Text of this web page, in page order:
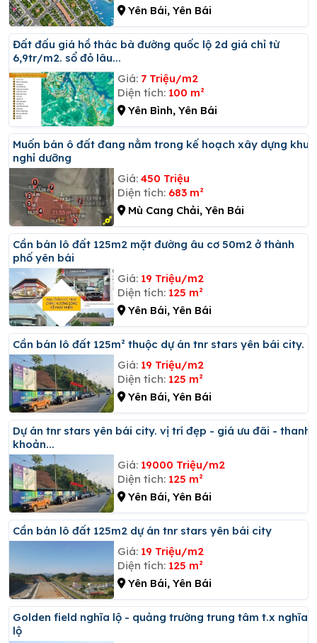
Yên Bái, Yên Bái
đất đấu giá hồ thác bà đường quốc lộ 2d giá chỉ từ
6,9tr/m2. sổ đỏ lâu...
Giá: 7 Triệu/m2
Diện tích: 100 m²
Yên Bình, Yên Bái
Muốn bán ô đất đang nằm trong kế hoạch xây dựng khu
nghỉ dưỡng
Giá: 450 Triệu
Diện tích: 683 m²
Mù Cang Chải, Yên Bái
Cần bán lô đất 125m2 mặt đường âu cơ 50m2 ở thành
phố yên bái
Giá: 19 Triệu/m2
Diện tích: 125 m²
Yên Bái, Yên Bái
Cần bán lô đất 125m² thuộc dự án tnr stars yên bái city.
Giá: 19 Triệu/m2
Diện tích: 125 m²
Yên Bái, Yên Bái
Dự án tnr stars yên bái city. vị trí đẹp - giá ưu đãi - thanh
khoản...
Giá: 19000 Triệu/m2
Diện tích: 125 m²
Yên Bái, Yên Bái
Cần bán lô đất 125m2 dự án tnr stars yên bái city
Giá: 19 Triệu/m2
Diện tích: 125 m²
Yên Bái, Yên Bái
Golden field nghĩa lộ - quảng trường trung tâm t.x nghĩa
lộ